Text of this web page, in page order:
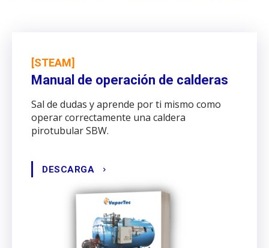
[STEAM]
Manual de operación de calderas
Sal de dudas y aprende por ti mismo como
operar correctamente una caldera
pirotubular SBW.
DESCARGA